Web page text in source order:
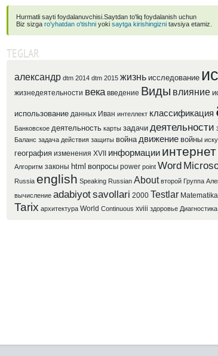
Hurmatli sayti foydalanuvchisi.Saytdan to'liq foydalanish uchun
Biz sizga ro'yhatdan o'tishniyoki saytga kirishingiznitavsiya etamiz.
TEGLAR
александр dtm 2014 dtm 2015 жизнь исследование
жизнедеятельности века введение Виды влияние
использование данных Иван интеллект классификация
Банковское деятельность карты задачи деятельности
Баланс задача действия защиты война движение войны
география изменения XVII информации интернет
Алгоритм законы html вопросы power point Word
Russia english Speaking Russian About второй Группа
вычисление adabiyotsavollari 2000 Testlar Matematika
Tarix архитектура World Continuous xviii здоровье Диагностика